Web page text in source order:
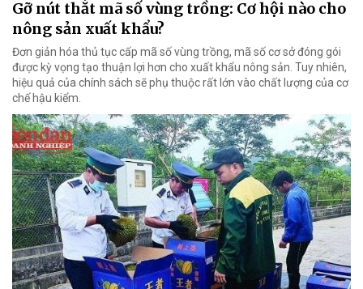
Gỡ nút thắt mã số vùng trồng: Cơ hội nào cho
nông sản xuất khẩu?
Đơn giản hóa thủ tục cấp mã số vùng trồng, mã số cơ sở đóng gói
được kỳ vọng tạo thuận lợi hơn cho xuất khẩu nông sản. Tuy nhiên,
hiệu quả của chính sách sẽ phụ thuộc rất lớn vào chất lượng của cơ
chế hậu kiểm.